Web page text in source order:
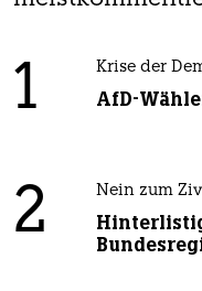
1 Krise der
AfD-
2 Nein zum